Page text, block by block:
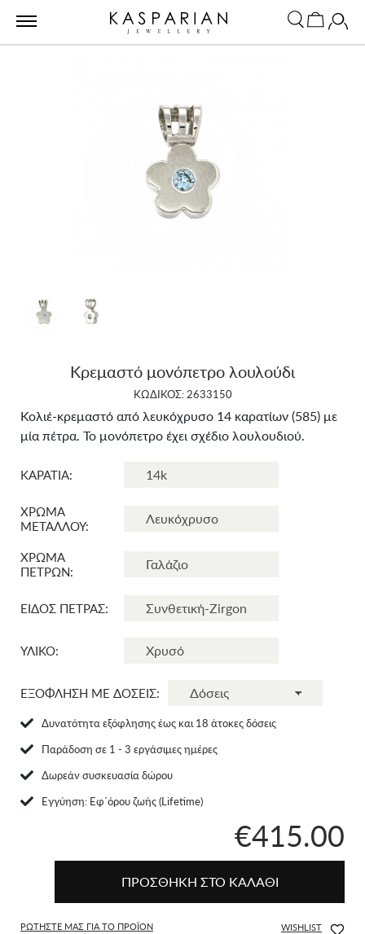
Κρεμαστό μονόπετρο λουλούδι
ΚΩΔΙΚΟΣ: 2633150
Κολιέ-κρεμαστό από λευκόχρυσο 14 καρατίων (585) με
μία πέτρα. Το μονόπετρο έχει σχέδιο λουλουδιού.
ΚΑΡΑΤΙΑ:
ΧΡΩΜΑ
ΜΕΤΑΛΛΟΥ:
ΧΡΩΜΑ
ΠΕΤΡΩΝ:
ΕΙΔΟΣ ΠΕΤΡΑΣ:
ΥΛΙΚΟ:
ΕΞΟΦΛΗΣΗ ΜΕ ΔΟΣΕΙΣ:
Δυνατότητα εξόφλησης έως και 18 άτοκες δόσεις
Παράδοση σε 1 - 3 εργάσιμες ημέρες
Δωρεάν συσκευασία δώρου
Eγγύηση: Εφ΄όρου ζωής (Lifetime)
€415.00
ΠΡΟΣΘΗΚΗ ΣΤΟ ΚΑΛΑΘΙ
ΡΩΤΗΣΤΕ ΜΑΣ ΓΙΑ ΤΟ ΠΡΟΪΟΝ WISHLIST